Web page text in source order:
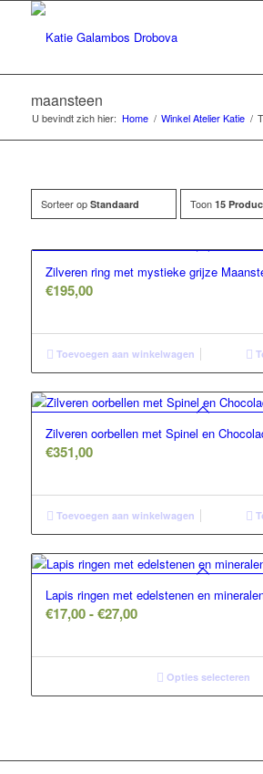
maansteen
U bevindt zich hier: Home / Winkel Atelier Katie /
Sorteer op Standaard Toon 15
Zilveren ring met mystieke grijze
€195,00
Toevoegen aan winkelwagen
Zilveren oorbellen met Spinel en
€351,00
Toevoegen aan winkelwagen
Lapis ringen met edelstenen en
€17,00 - €27,00Prijsklasse:
tot
€27,00Opties selecteren